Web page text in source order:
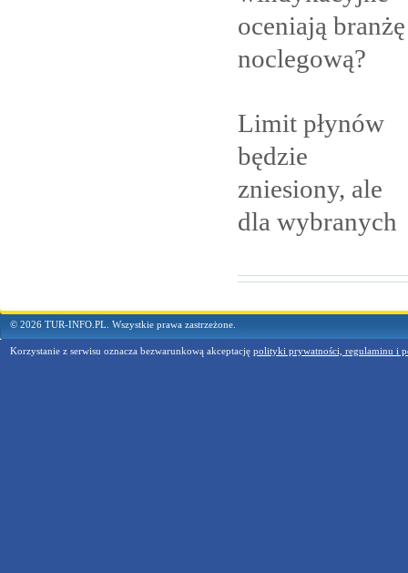
oceniają branżę
noclegową?
Limit płynów
będzie
zniesiony, ale
dla wybranych
© 2026 TUR-INFO.PL. Wszystkie prawa zastrzeżone.
Korzystanie z serwisu oznacza bezwarunkową akceptację polityki prywatności, regulaminu i